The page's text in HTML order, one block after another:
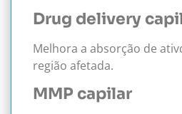
Drug delivery
Melhora a absorção de
região afetada.
MMP capilar